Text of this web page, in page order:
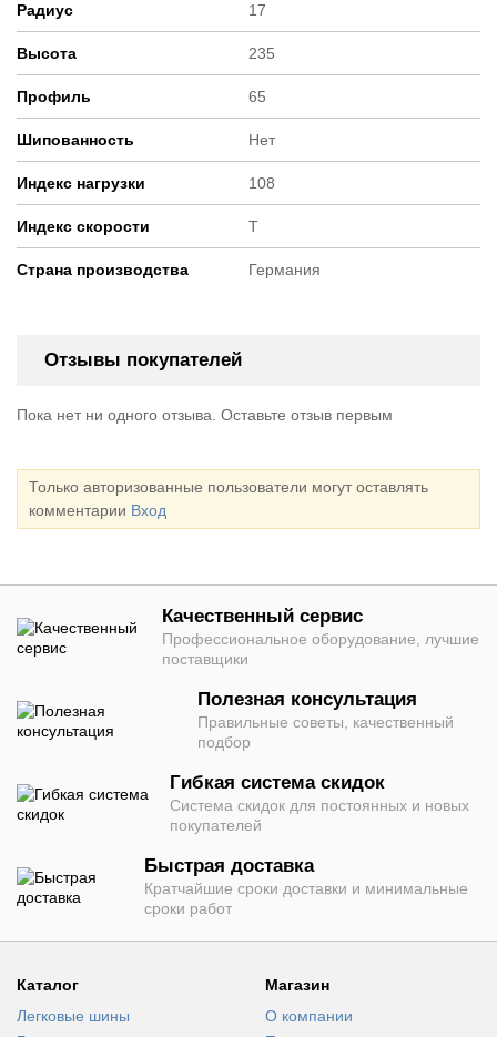
Радиус 17
Высота 235
Профиль 65
Шипованность Нет
Индекс нагрузки 108
Индекс скорости T
Страна производства Германия
Отзывы покупателей
Пока нет ни одного отзыва. Оставьте отзыв первым
Только авторизованные пользователи могут оставлять
комментарии Вход
Качественный сервис
Профессиональное оборудование, лучшие
поставщики
Полезная консультация
Правильные советы, качественный
подбор
Гибкая система скидок
Система скидок для постоянных и новых
покупателей
Быстрая доставка
Кратчайшие сроки доставки и минимальные
сроки работ
Каталог
Легковые шины
Магазин
О компании